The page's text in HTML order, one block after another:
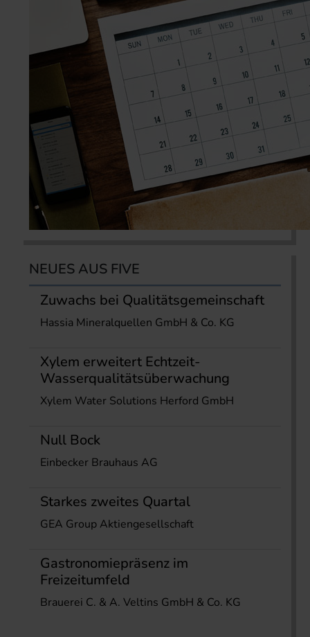
NEUES AUS FIVE
Zuwachs bei Qualitätsgemeinschaft
Hassia Mineralquellen GmbH & Co. KG
Xylem erweitert Echtzeit-
Wasserqualitätsüberwachung
Xylem Water Solutions Herford GmbH
Null Bock
Einbecker Brauhaus AG
Starkes zweites Quartal
GEA Group Aktiengesellschaft
Gastronomiepräsenz im
Freizeitumfeld
Brauerei C. & A. Veltins GmbH & Co. KG